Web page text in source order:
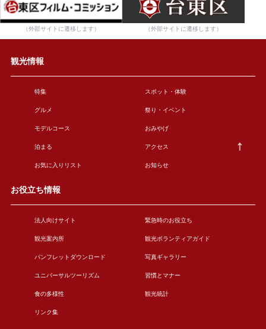
（外部サイトに遷移します） （外部サイトに遷移します）
観光情報
特集 スポット・体験
グルメ 祭り・イベント
モデルコース おみやげ
泊まる アクセス
お気に入りリスト お知らせ
お役立ち情報
法人向けサイト 緊急時のお役立ち
観光案内所 観光ボランティアガイド
パンフレットダウンロード 写真ギャラリー
ユニバーサルツーリズム 習慣とマナー
食の多様性 観光統計
リンク集